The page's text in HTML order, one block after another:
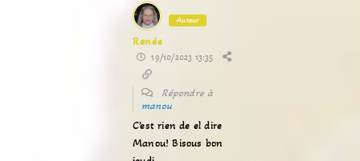
Auteur
Renée
19/10/2023 13:35
Répondre à
manou
C’est rien de el dire
Manou! Bisous bon